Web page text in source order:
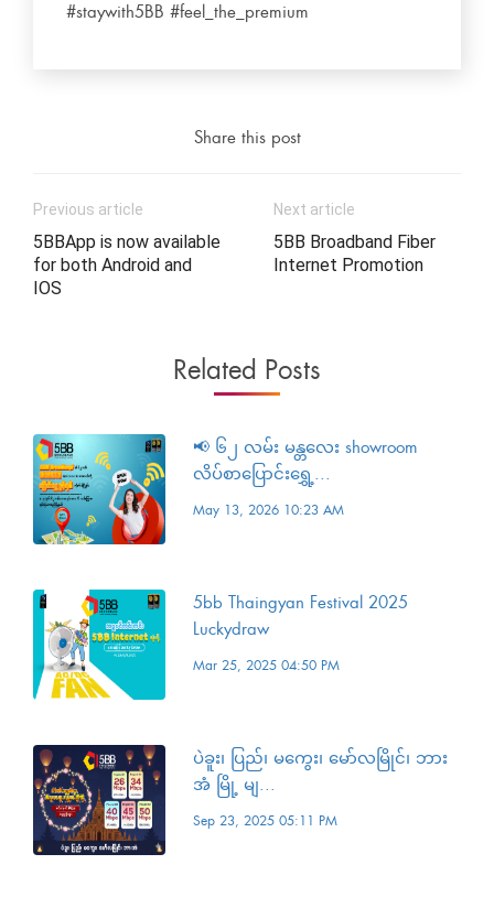
#staywith5BB #feel_the_premium
Share this post
Previous article
5BBApp is now available
for both Android and
IOS
Next article
5BB Broadband Fiber
Internet Promotion
Related Posts
📢 ၆၂ လမ်း မန္တလေး showroom
လိပ်စာပြောင်း‌ရွှေ့...
May 13, 2026 10:23 AM
5bb Thaingyan Festival 2025
Luckydraw
Mar 25, 2025 04:50 PM
ပဲခူး၊ ပြည်၊ မကွေး၊ မော်လမြိုင်၊ ဘား
အံ မြို့ မျ...
Sep 23, 2025 05:11 PM